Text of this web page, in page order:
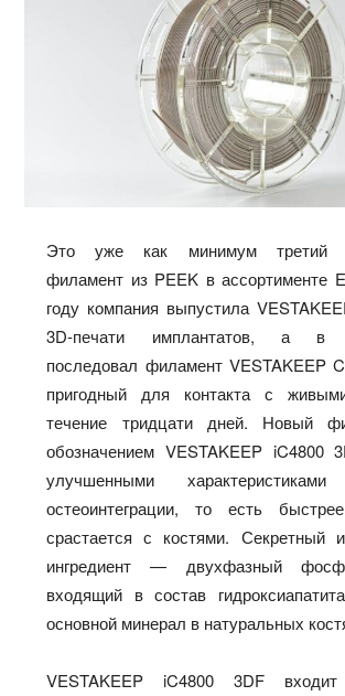
Это уже как минимум третий
филамент из PEEK в ассортименте
году компания выпустила
3D-печати имплантатов, а в
последовал филамент VESTAKEEP
пригодный для контакта с
течение тридцати дней. Новый
обозначением VESTAKEEP iC4800
улучшенными
остеоинтеграции, то есть
срастается с костями. Секретный
ингредиент — двухфазный
входящий в состав
основной минерал в натуральных
VESTAKEEP iC4800 3DF